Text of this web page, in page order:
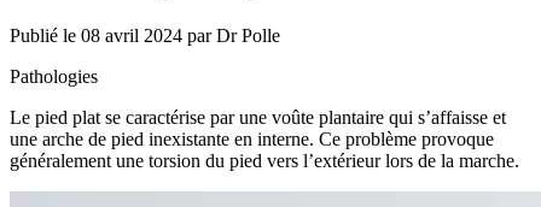
Publié le 08 avril 2024 par Dr Polle
Pathologies
Le pied plat se caractérise par une voûte plantaire qui s’affaisse et
une arche de pied inexistante en interne. Ce problème provoque
généralement une torsion du pied vers l’extérieur lors de la marche.